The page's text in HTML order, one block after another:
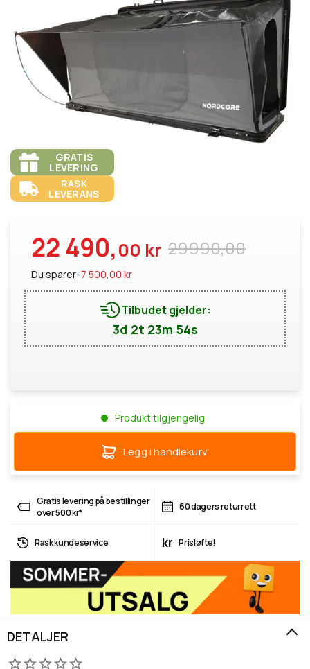
GRATIS
LEVERING
RASK
LEVERANS
29990,00
22 490,00 kr
Du sparer: 7 500,00 kr
Tilbudet gjelder:
3d 2t 23m 53s
Produkt tilgjengelig
Legg i handlekurv
Gratis levering på bestillinger
over 500 kr*
60 dagers returrett
Rask kundeservice kr Prisløfte!
DETALJER